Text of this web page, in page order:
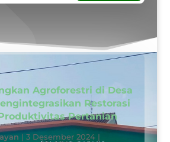
Agroforestri di Desa
Restorasi
Pertanian
| 3 Desember 2024|